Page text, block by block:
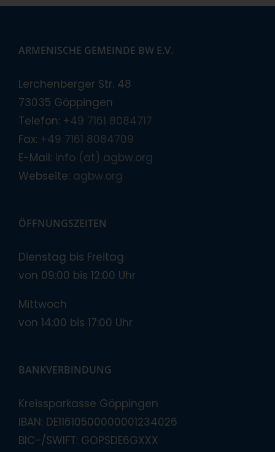
ARMENISCHE GEMEINDE BW E.V.
Lerchenberger Str. 48
73035 Göppingen
Telefon: +49 7161 8084717
Fax: +49 7161 8084709
E-Mail: info (at) agbw.org
Webseite: agbw.org
ÖFFNUNGSZEITEN
Dienstag bis Freitag
von 09:00 bis 12:00 Uhr
Mittwoch
von 14:00 bis 17:00 Uhr
BANKVERBINDUNG
Kreissparkasse Göppingen
IBAN: DE11610500000001234026
BIC-/SWIFT: GOPSDE6GXXX